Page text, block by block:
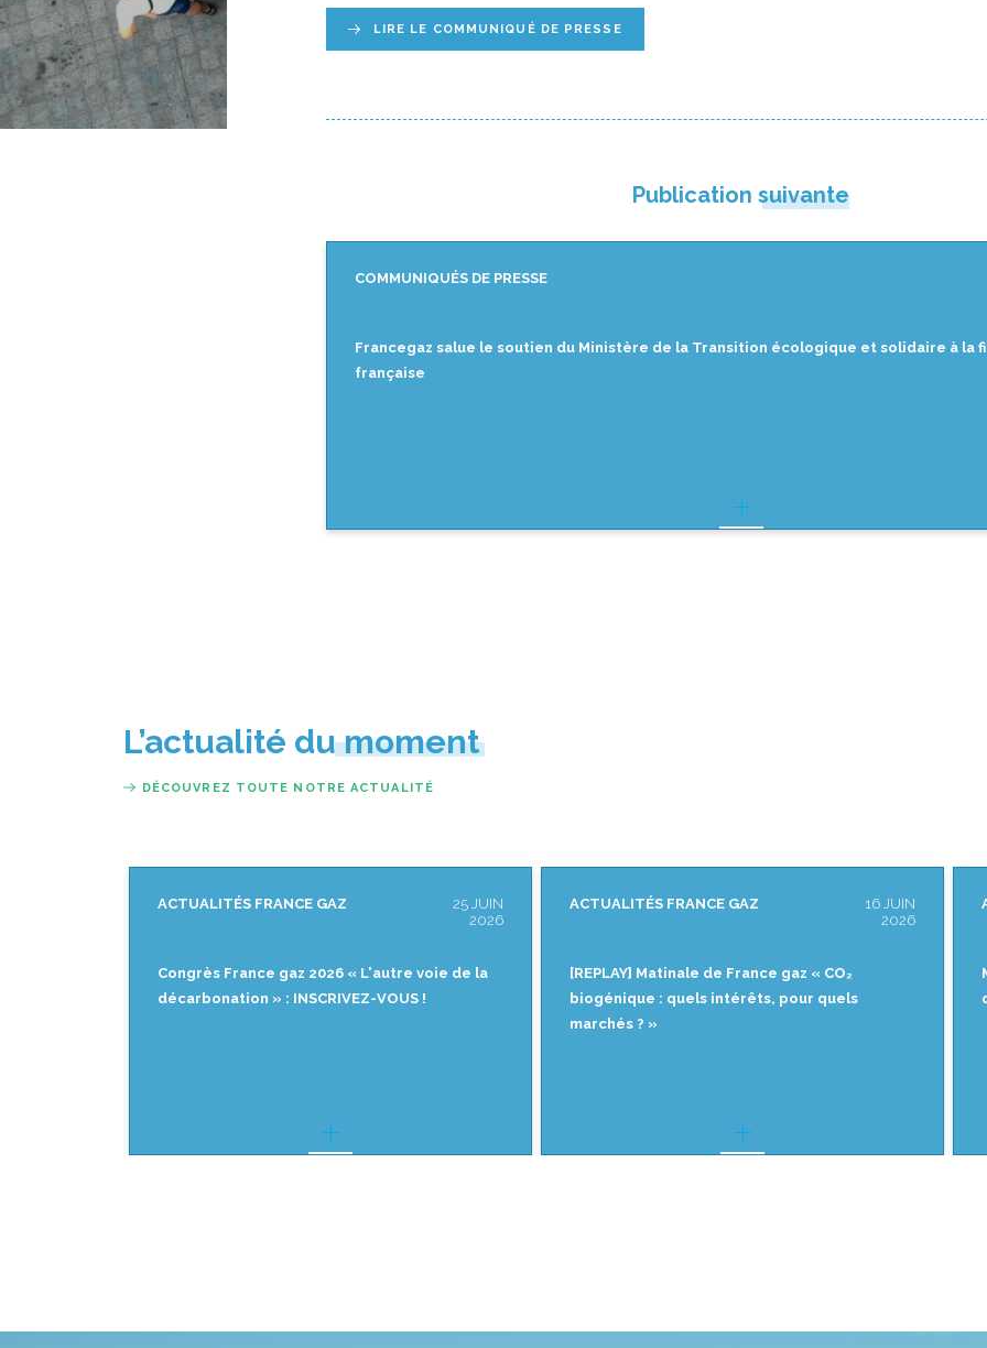
LIRE LE COMMUNIQUÉ DE PRESSE
Publication suivante
COMMUNIQUÉS DE PRESSE
Francegaz salue le soutien du Ministère de la Transition écologique et solidaire à la
française
L’actualité du moment
DÉCOUVREZ TOUTE NOTRE ACTUALITÉ
ACTUALITÉS FRANCE GAZ
16 JUIN
2026
[REPLAY] Matinale de France gaz « CO₂
biogénique : quels intérêts, pour quels
ACTUALITÉS FRANCE GAZ
18 MAI
2026
Matinale de France gaz « CO₂ biogénique :
quels intérêts, pour quels marchés ? »